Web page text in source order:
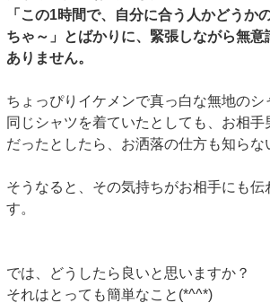
「この1時間で、自分に合う人かどうか
ちゃ～」とばかりに、緊張しながら無
ありません。
ちょっぴりイケメンで真っ白な無地の
同じシャツを着ていたとしても、お相
だったとしたら、お洒落の仕方も知らな
そうなると、その気持ちがお相手にも
す。
では、どうしたら良いと思いますか？
それはとっても簡単なこと(*^^*)